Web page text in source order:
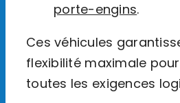
porte-engins.
Ces véhicules
flexibilité maximale
toutes les exigences